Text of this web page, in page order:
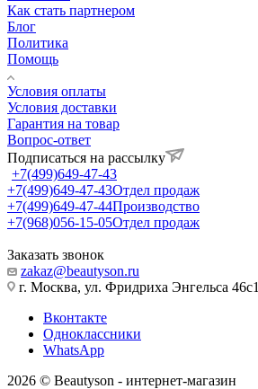
Как стать партнером
Блог
Политика
Помощь
Условия оплаты
Условия доставки
Гарантия на товар
Вопрос-ответ
Подписаться на рассылку
+7(499)649-47-43
+7(499)649-47-43Отдел продаж
+7(499)649-47-44Производство
+7(968)056-15-05Отдел продаж
Заказать звонок
zakaz@beautyson.ru
г. Москва, ул. Фридриха Энгельса 46с1
Вконтакте
Одноклассники
WhatsApp
2026 © Beautyson - интернет-магазин